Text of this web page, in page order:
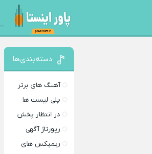
دسته‌بندی‌ها
آهنگ های برتر
پلی لیست ها
در انتظار پخش
رپورتاژ آگهی
ریمیکس های